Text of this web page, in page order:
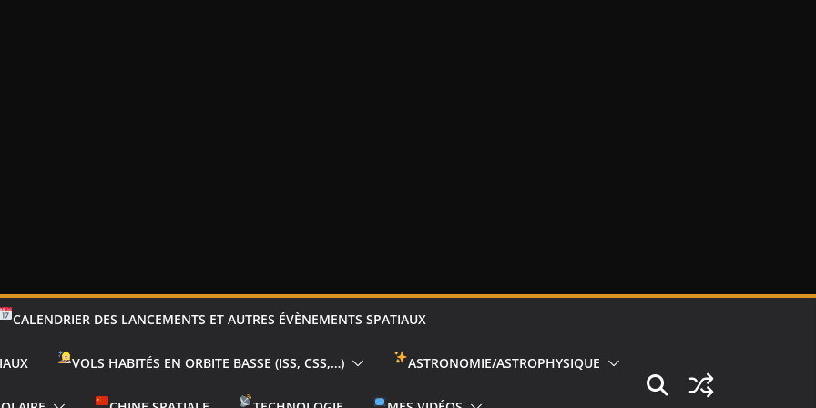
CALENDRIER DES LANCEMENTS ET AUTRES ÉVÈNEMENTS SPATIAUX
VOLS HABITÉS EN ORBITE BASSE (ISS, CSS,…) ASTRONOMIE/ASTROPHYSIQUE